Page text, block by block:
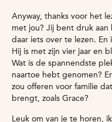
Anyway, thanks voor het
met jou? Jij bent druk aan
daar iets over te lezen.
Hij is met zijn vier jaar en
Wat is de spannendste
naartoe hebt genomen?
zou offeren voor familie
brengt, zoals Grace?
Leuk om van je te horen,